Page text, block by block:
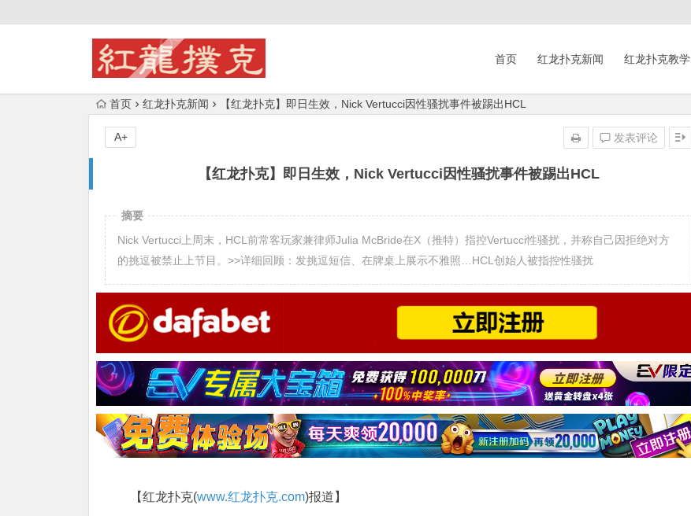
首页 红龙扑克新闻 红龙扑克教学
首页 红龙扑克新闻 【红龙扑克】即日生效，Nick Vertucci因性骚扰事件被踢出HCL
【红龙扑克】即日生效，Nick Vertucci因性骚扰事件被踢出HCL
发表评论
A+
摘要
Nick Vertucci上周末，HCL前常客玩家兼律师Julia McBride在X（推特）指控Vertucci性骚扰，并称自己因拒绝对方
的挑逗被禁止上节目。>>详细回顾：发挑逗短信、在牌桌上展示不雅照…HCL创始人被指控性骚扰
【红龙扑克(www.红龙扑克.com)报道】